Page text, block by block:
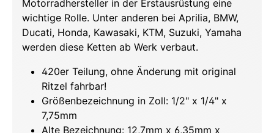
Motorradhersteller in der Erstausrüstung eine
wichtige Rolle. Unter anderen bei Aprilia, BMW,
Ducati, Honda, Kawasaki, KTM, Suzuki, Yamaha
werden diese Ketten ab Werk verbaut.
420er Teilung, ohne Änderung mit original
Ritzel fahrbar!
Größenbezeichnung in Zoll: 1/2" x 1/4" x
7,75mm
Alte Bezeichnung: 12,7mm x 6,35mm x